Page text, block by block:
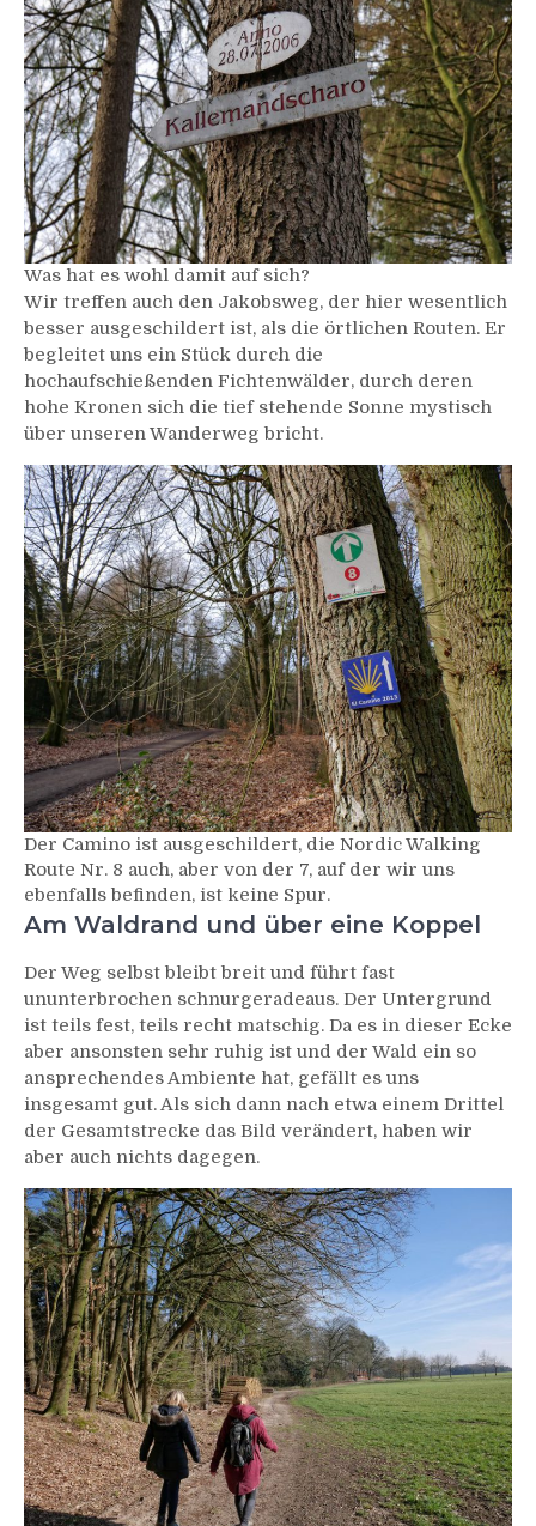
Was hat es wohl damit auf sich?
Wir treffen auch den Jakobsweg, der hier wesentlich
besser ausgeschildert ist, als die örtlichen Routen. Er
begleitet uns ein Stück durch die
hochaufschießenden Fichtenwälder, durch deren
hohe Kronen sich die tief stehende Sonne mystisch
über unseren Wanderweg bricht.
Der Camino ist ausgeschildert, die Nordic Walking
Route Nr. 8 auch, aber von der 7, auf der wir uns
ebenfalls befinden, ist keine Spur.
Am Waldrand und über eine Koppel
Der Weg selbst bleibt breit und führt fast
ununterbrochen schnurgeradeaus. Der Untergrund
ist teils fest, teils recht matschig. Da es in dieser Ecke
aber ansonsten sehr ruhig ist und der Wald ein so
ansprechendes Ambiente hat, gefällt es uns
insgesamt gut. Als sich dann nach etwa einem Drittel
der Gesamtstrecke das Bild verändert, haben wir
aber auch nichts dagegen.